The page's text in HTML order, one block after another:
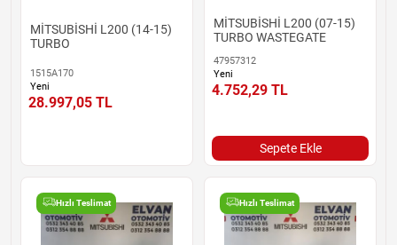
MİTSUBİSHİ L200 (14-15)
TURBO
1515A170
Yeni
28.997,05 TL
MİTSUBİSHİ L200 (07-15)
TURBO WASTEGATE
47957312
Yeni
4.752,29 TL
Sepete Ekle
Hızlı Teslimat Hızlı Teslimat